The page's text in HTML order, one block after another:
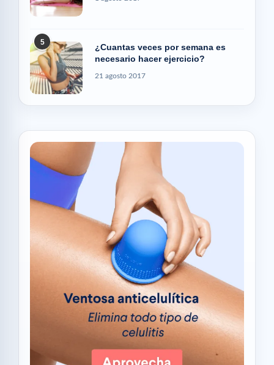
5
¿Cuantas veces por semana es
necesario hacer ejercicio?
21 agosto 2017